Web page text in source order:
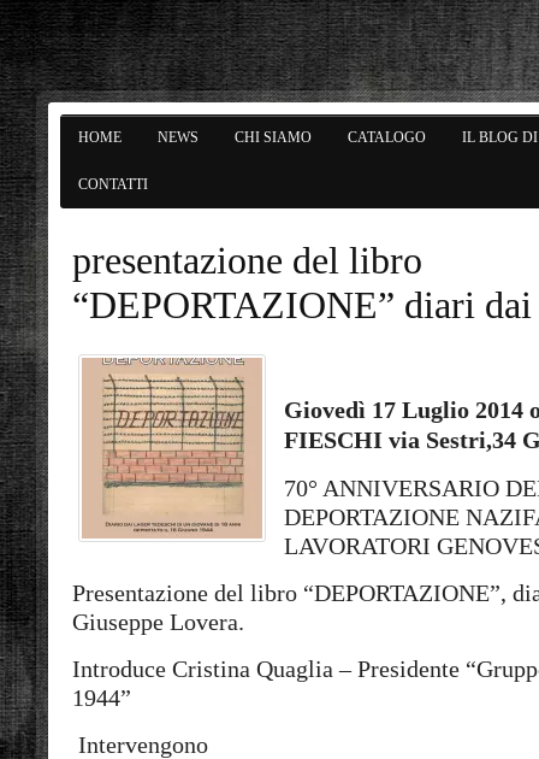
HOME NEWS CHI SIAMO CATALOGO IL BLOG
CONTATTI
presentazione del libro
“DEPORTAZIONE” diari dai
Giovedì 17 Luglio 2014
FIESCHI via Sestri,34
70° ANNIVERSARIO
DEPORTAZIONE
LAVORATORI
Presentazione del libro “DEPORTAZIONE”,
Giuseppe Lovera.
Introduce Cristina Quaglia – Presidente
1944”
Intervengono